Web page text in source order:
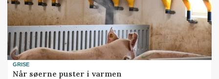
GRISE
Når søerne puster i varmen